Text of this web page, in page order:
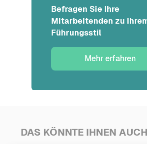
Befragen Sie Ihre
Mitarbeitenden zu
Führungsstil
Mehr erfahren
DAS KÖNNTE IHNEN